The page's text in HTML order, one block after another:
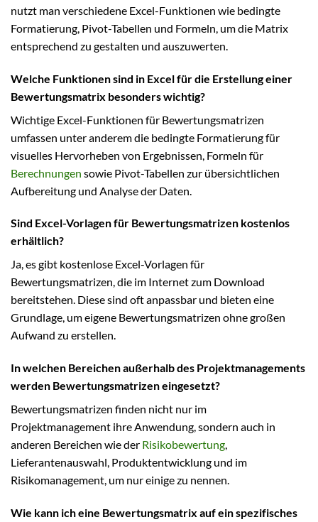
nutzt man verschiedene Excel-Funktionen wie bedingte
Formatierung, Pivot-Tabellen und Formeln, um die Matrix
entsprechend zu gestalten und auszuwerten.
Welche Funktionen sind in Excel für die Erstellung einer
Bewertungsmatrix besonders wichtig?
Wichtige Excel-Funktionen für Bewertungsmatrizen
umfassen unter anderem die bedingte Formatierung für
visuelles Hervorheben von Ergebnissen, Formeln für
Berechnungen sowie Pivot-Tabellen zur übersichtlichen
Aufbereitung und Analyse der Daten.
Sind Excel-Vorlagen für Bewertungsmatrizen kostenlos
erhältlich?
Ja, es gibt kostenlose Excel-Vorlagen für
Bewertungsmatrizen, die im Internet zum Download
bereitstehen. Diese sind oft anpassbar und bieten eine
Grundlage, um eigene Bewertungsmatrizen ohne großen
Aufwand zu erstellen.
In welchen Bereichen außerhalb des Projektmanagements
werden Bewertungsmatrizen eingesetzt?
Bewertungsmatrizen finden nicht nur im
Projektmanagement ihre Anwendung, sondern auch in
anderen Bereichen wie der Risikobewertung,
Lieferantenauswahl, Produktentwicklung und im
Risikomanagement, um nur einige zu nennen.
Wie kann ich eine Bewertungsmatrix auf ein spezifisches